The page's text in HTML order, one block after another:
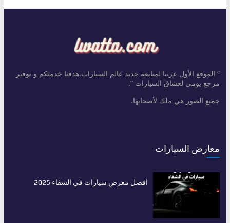
” الموقع الأول عربيا لمتابعة جديد عالم السيارات.هدفنا خدمتكم و توفير
مرجع يومي لعشاق السيارات “.
جميع الصور هي ملك لأصحابها.
معارض السيارات
افضل معرض سيارات في الشفاء 2025